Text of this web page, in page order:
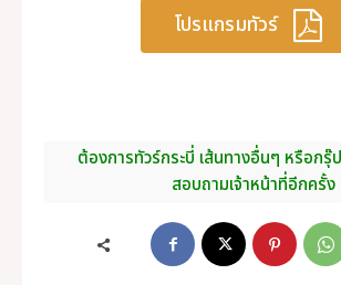
โปรแกรมทัวร์
ต้องการทัวร์กระบี่ เส้นทางอื่นๆ หรือก
สอบถามเจ้าหน้าที่อีกครั้ง